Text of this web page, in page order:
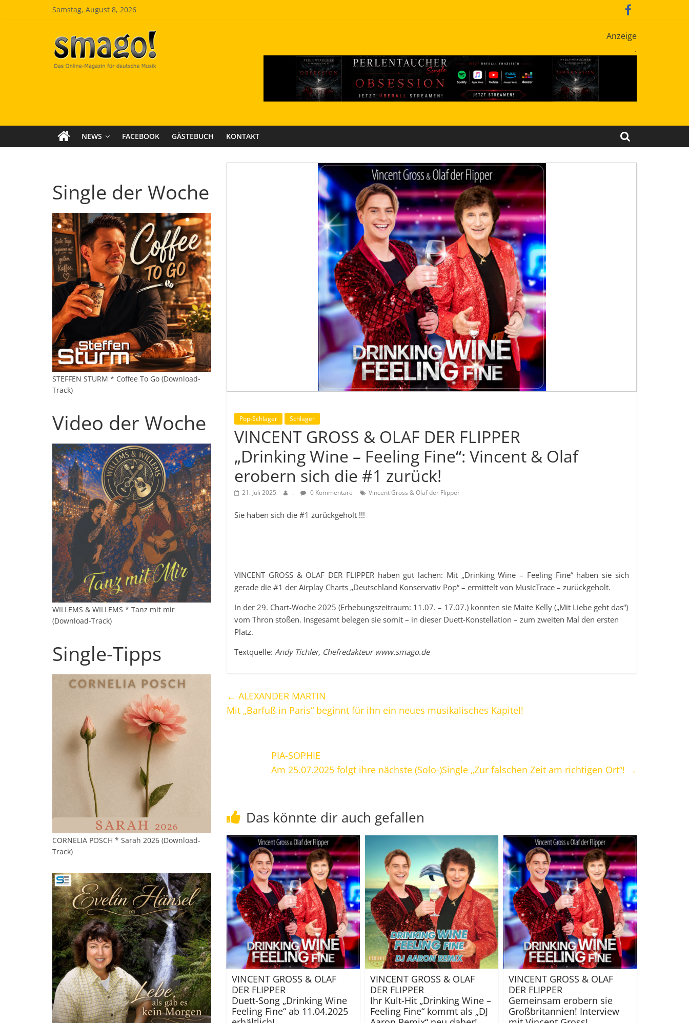
Samstag, August 8, 2026
Smago
SchlagerMAGazinOnline
Anzeige
.
NEWS FACEBOOK GÄSTEBUCH KONTAKT
Pop-Schlager Schlager
VINCENT GROSS & OLAF DER FLIPPER
„Drinking Wine – Feeling Fine“: Vincent & Olaf
erobern sich die #1 zurück!
21. Juli 2025 . 0 Kommentare Vincent Gross & Olaf der Flipper
Sie haben sich die #1 zurückgeholt !!!
VINCENT GROSS & OLAF DER FLIPPER haben gut lachen: Mit „Drinking Wine – Feeling Fine“ haben sie sich
gerade die #1 der Airplay Charts „Deutschland Konservativ Pop“ – ermittelt von MusicTrace – zurückgeholt.
In der 29. Chart-Woche 2025 (Erhebungszeitraum: 11.07. – 17.07.) konnten sie Maite Kelly („Mit Liebe geht das“)
vom Thron stoßen. Insgesamt belegen sie somit – in dieser Duett-Konstellation – zum zweiten Mal den ersten
Platz.
Textquelle: Andy Tichler, Chefredakteur www.smago.de
← ALEXANDER MARTIN
Mit „Barfuß in Paris“ beginnt für ihn ein neues musikalisches Kapitel!
PIA-SOPHIE
Am 25.07.2025 folgt ihre nächste (Solo-)Single „Zur falschen Zeit am richtigen Ort“! →
Das könnte dir auch gefallen
VINCENT GROSS & OLAF
DER FLIPPER
Duett-Song „Drinking Wine
Feeling Fine“ ab 11.04.2025
VINCENT GROSS & OLAF
DER FLIPPER
Ihr Kult-Hit „Drinking Wine –
Feeling Fine“ kommt als „DJ
VINCENT GROSS & OLAF
DER FLIPPER
Gemeinsam erobern sie
Großbritannien! Interview
Single der Woche
STEFFEN STURM * Coffee To Go (Download-
Track)
Video der Woche
WILLEMS & WILLEMS * Tanz mit mir
(Download-Track)
Single-Tipps
CORNELIA POSCH * Sarah 2026 (Download-
Track)